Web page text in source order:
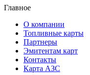
Главное
О компании
Топливные карты
Партнеры
Эмитентам карт
Контакты
Карта АЗС